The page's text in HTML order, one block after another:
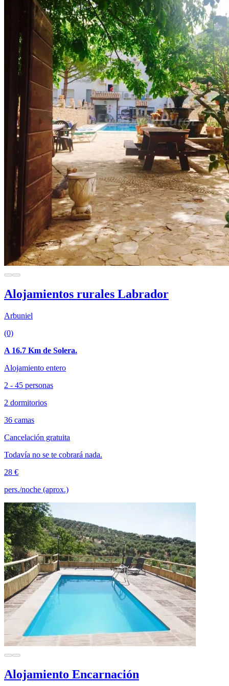
Alojamientos rurales Labrador
Arbuniel
(0)
A 16.7 Km de Solera.
Alojamiento entero
2 - 45 personas
2 dormitorios
36 camas
Cancelación gratuita
Todavía no se te cobrará nada.
28 €
pers./noche (aprox.)
Alojamiento Encarnación